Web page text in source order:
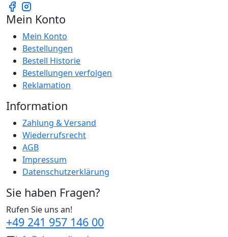
Mein Konto
Mein Konto
Bestellungen
Bestell Historie
Bestellungen verfolgen
Reklamation
Information
Zahlung & Versand
Wiederrufsrecht
AGB
Impressum
Datenschutzerklärung
Sie haben Fragen?
Rufen Sie uns an!
+49 241 957 146 00